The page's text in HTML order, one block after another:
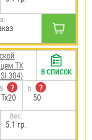
TX
304)
S
?
Tx20
b
?
50
Вес:
5.1 гр.
В СПИСОК